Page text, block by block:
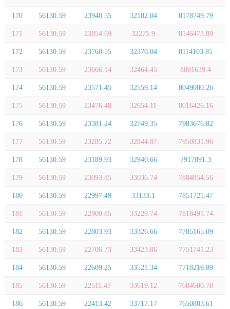
170 56130.59 23948.55 32182.04 8178749.79
171 56130.59 23854.69 32275.9 8146473.89
172 56130.59 23760.55 32370.04 8114103.85
173 56130.59 23666.14 32464.45 8081639.4
174 56130.59 23571.45 32559.14 8049080.26
175 56130.59 23476.48 32654.11 8016426.16
176 56130.59 23381.24 32749.35 7983676.82
177 56130.59 23285.72 32844.87 7950831.96
178 56130.59 23189.93 32940.66 7917891.3
179 56130.59 23093.85 33036.74 7884854.56
180 56130.59 22997.49 33133.1 7851721.47
181 56130.59 22900.85 33229.74 7818491.74
182 56130.59 22803.93 33326.66 7785165.09
183 56130.59 22706.73 33423.86 7751741.23
184 56130.59 22609.25 33521.34 7718219.89
185 56130.59 22511.47 33619.12 7684600.78
186 56130.59 22413.42 33717.17 7650883.61